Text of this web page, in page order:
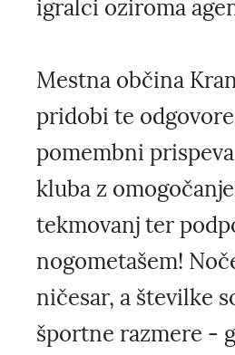
igralci oziroma
Mestna občina
pridobi te
pomembni
kluba z
tekmovanj ter
nogometašem!
ničesar, a številke
športne razmere -